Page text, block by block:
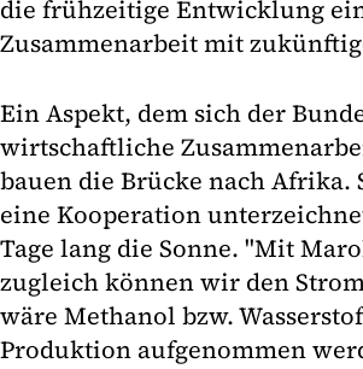
die frühzeitige Entwicklung
Zusammenarbeit mit
Ein Aspekt, dem sich der
wirtschaftliche
bauen die Brücke nach
eine Kooperation
Tage lang die Sonne. "Mit
zugleich können wir den
wäre Methanol bzw.
Produktion aufgenommen